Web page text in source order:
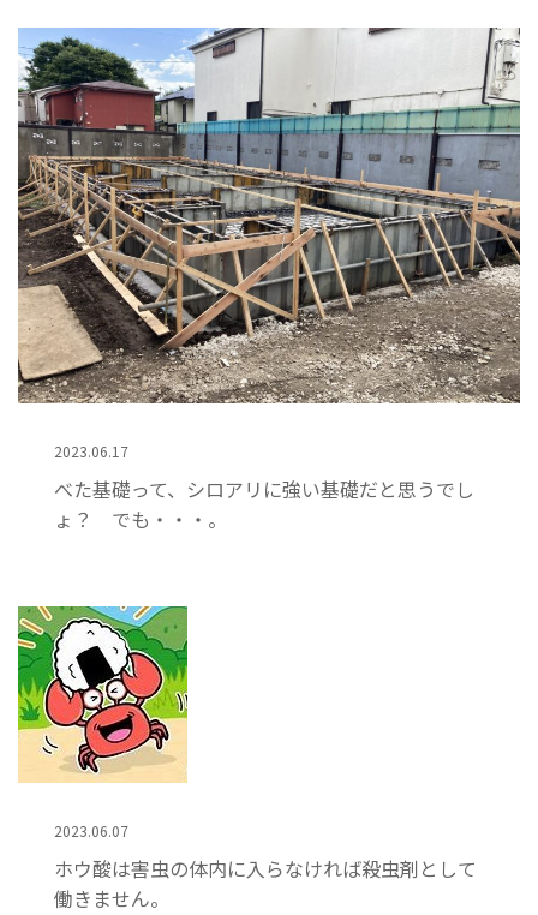
2023.06.17
べた基礎って、シロアリに強い基礎だと思うでし
ょ？ でも・・・。
2023.06.07
ホウ酸は害虫の体内に入らなければ殺虫剤として
働きません。